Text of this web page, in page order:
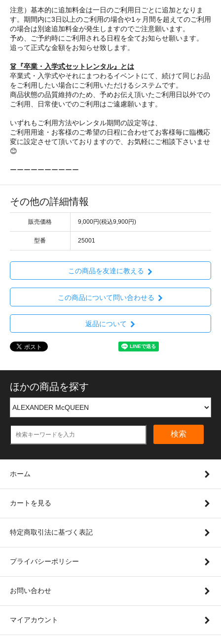
注意）基本的に追加料金は一日のご利用日ごとに追加となりま
す。期間内に3日以上のご利用の場合や1ヶ月間を超えてのご利用
の場合は別途追加料金が発生しますのでご注意願います。
予め、ご予約時にご利用される日程を全てお知らせ願います。
追って正式な金額をお知らせ致します。
👗『卒業・入学式セットレンタル』とは
卒業式・入学式やそれにまつわるイベントにて、続けて同じお品
をご利用したい場合にご利用いただけるシステムです。
商品状態の品質維持のため、予めお伝え頂いたご利用日以外での
ご利用、日常使いでのご利用はご遠慮願います。
いずれもご利用方法やレンタル期間の設定等は、
ご利用用途・お客様のご希望の日程に合わせてお客様毎に臨機応
変に設定させて頂いておりますので、お気軽にご相談下さいませ
😊
ーーーーーーーーーー
その他の詳細情報
販売価格 9,000円(税込9,900円)
型番 25001
この商品を友達に教える
この商品について問い合わせる
返品について
ほかの商品を探す
検索
ホーム
カートを見る
特定商取引法に基づく表記
プライバシーポリシー
お問い合わせ
マイアカウント